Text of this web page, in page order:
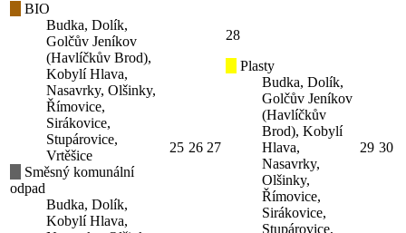
BIO
Budka, Dolík,
Golčův Jeníkov
(Havlíčkův Brod),
Kobylí Hlava,
Nasavrky, Olšinky,
Římovice,
Sirákovice,
Stupárovice,
Vrtěšice
Směsný komunální
odpad
Budka, Dolík,
Kobylí Hlava,
25 26 27
28
Plasty
Budka, Dolík,
Golčův Jeníkov
(Havlíčkův
Brod), Kobylí
Hlava,
Nasavrky,
Olšinky,
Římovice,
Sirákovice,
Stupárovice,
29 30